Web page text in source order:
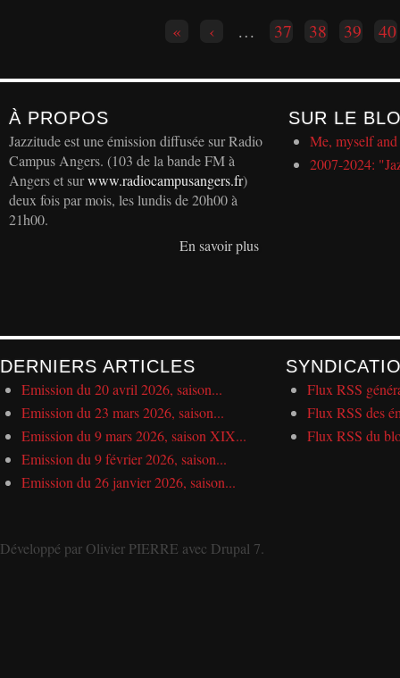
« ‹ … 37 38 39 40
À PROPOS
Jazzitude est une émission diffusée sur Radio
Campus Angers. (103 de la bande FM à
Angers et surwww.radiocampusangers.fr)
deux fois par mois, les lundis de 20h00 à
21h00.
En savoir plus
SUR LE
Me, myself
2007-2024:
DERNIERS ARTICLES
Emission du 20 avril 2026, saison...
Emission du 23 mars 2026, saison...
Emission du 9 mars 2026, saison XIX...
Emission du 9 février 2026, saison...
Emission du 26 janvier 2026, saison...
Flux RSS
Flux RSS des
Flux RSS du
Développé par Olivier PIERRE avec Drupal 7